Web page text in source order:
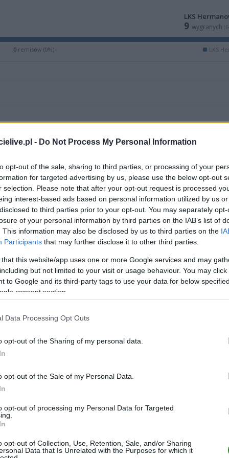
- Do Not Process My Personal Information
opt-out of the sale, sharing to third parties, or processing of your
for targeted advertising by us, please use the below opt-out
selection. Please note that after your opt-out request is processed
interest-based ads based on personal information utilized by us
to third parties prior to your opt-out. You may separately
of your personal information by third parties on the IAB’s list of
This information may also be disclosed by us to third parties on the
Participants that may further disclose it to other third parties.
that this website/app uses one or more Google services and may
but not limited to your visit or usage behaviour. You may
to Google and its third-party tags to use your data for below
consent section.
Data Processing Opt Outs
opt-out of the Sharing of my personal data.
opt-out of the Sale of my Personal Data.
opt-out of processing my Personal Data for Targeted
opt-out of Collection, Use, Retention, Sale, and/or Sharing
Data that Is Unrelated with the Purposes for which it
LKS
9 wygranych
0remisów (0%) LKS
ZOBACZ WIĘCEJ (10)
M PKT Z R
22 54 17 3 2 97-
22 49 16 1 5 89-32
22 61-32
56-
22 12 3 32-
39-
remis porażka